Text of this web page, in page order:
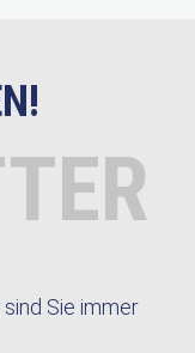
Sie immer